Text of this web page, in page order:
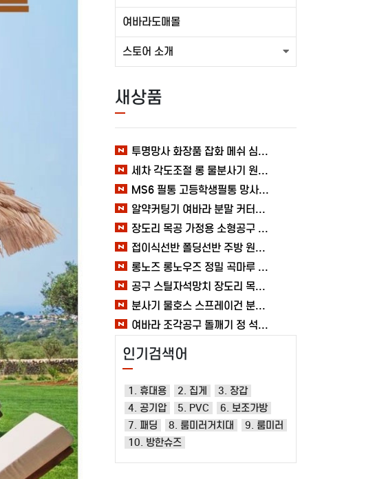
여바라도매몰
스토어 소개
새상품
투명망사 화장품 잡화 메쉬 심플 여바라 필통파우치
세차 각도조절 롱 물분사기 원예 여바라 스프레이건 분사기
MS6 필통 고등학생필통 망사 여바라 투명 다용도 메쉬 파우치
알약커팅기 여바라 분말 커터기 절단기 분쇄기 보관함 알약가위
장도리 목공 가정용 소형공구 캠핑 손망치 휴대용 미니망치 여바라
접이식선반 폴딩선반 주방 원터치 여바라 4단, 이동식 베란다 팬트리 72x34x126.5cm, 수납 블랙
롱노즈 롱노우즈 정밀 곡마루 공구용품 작업 케이블 조립 여바라 공예 전선
공구 스틸자석망치 장도리 목공 쇠망치 캠핑 목수 가정용 빠루 여바라
분사기 물호스 스프레이건 분사건 청소 베란다 대형 원예용 수도 욕실 여바라
여바라 조각공구 돌깨기 정 석공 250x16mm 조각정 송곳형 손보호
인기검색어
1. 휴대용 2. 집게
3. 장갑
4. 공기압
5. PVC
6. 보조가방
7. 패딩
8. 룸미러거치대
9. 룸미러
10. 방한슈즈